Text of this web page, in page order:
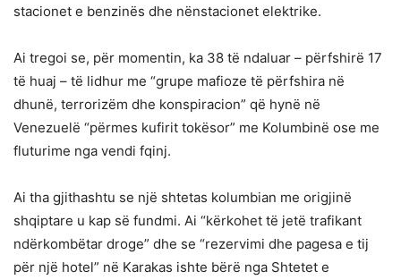
stacionet e benzinës dhe nënstacionet elektrike.
Ai tregoi se, për momentin, ka 38 të ndaluar – përfshirë 17
të huaj – të lidhur me “grupe mafioze të përfshira në
dhunë, terrorizëm dhe konspiracion” që hynë në
Venezuelë “përmes kufirit tokësor” me Kolumbinë ose me
fluturime nga vendi fqinj.
Ai tha gjithashtu se një shtetas kolumbian me origjinë
shqiptare u kap së fundmi. Ai “kërkohet të jetë trafikant
ndërkombëtar droge” dhe se “rezervimi dhe pagesa e tij
për një hotel” në Karakas ishte bërë nga Shtetet e